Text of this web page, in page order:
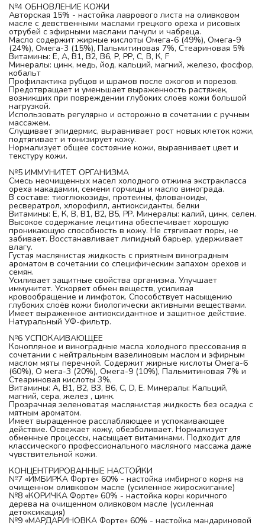
№4 ОБНОВЛЕНИЕ КОЖИ
Авторская 15% - настойка лаврового листа на оливковом
масле с девственными маслами грецкого ореха и рисовых
отрубей с эфирными маслами пачули и чабреца.
Масло содержит жирные кислоты Омега-6 (49%), Омега-9
(24%), Омега-3 (15%), Пальмитиновая 7%, Стеариновая 5%
Витамины: Е, А, В1, В2, В6, Р, РР, С, В, К, F
Минералы: цинк, медь, йод, кальций, магний, железо, фосфор,
кобальт
Профилактика рубцов и шрамов после ожогов и порезов.
Предотвращает и уменьшает выраженность растяжек,
возникших при повреждении глубоких слоёв кожи большой
нагрузкой.
Использовать регулярно и осторожно в сочетании с ручным
массажем.
Слущивает эпидермис, выравнивает рост новых клеток кожи,
подтягивает и тонизирует кожу.
Нормализует общее состояние кожи, выравнивает цвет и
текстуру кожи.
№5 ИММУНИТЕТ ОРГАНИЗМА
Смесь неочищенных масел холодного отжима экстракласса
ореха макадамии, семени горчицы и масло винограда.
В составе: тиоглюкозиды, протеины, флованоиды,
ресвератрол, хлорофилл, антиоксиданты, белки
Витамины: Е, К, В, В1, В2, В5, РР. Минералы: калий, цинк, селен.
Высокое содержание лецитина обеспечивает хорошую
проникающую способность в кожу. Не стягивает поры, не
забивает. Восстанавливает липидный барьер, удерживает
влагу.
Густая маслянистая жидкость с приятным виноградным
ароматом в сочетании со специфическим запахом орехов и
семян.
Усиливает защитные свойства организма. Улучшает
иммунитет. Ускоряет обмен веществ, усиливая
кровообращение и лимфоток. Способствует насыщению
глубоких слоёв кожи биологически активными веществами.
Имеет выраженное антиоксидантное и защитное действие.
Натуральный УФ-фильтр.
№6 УСПОКАИВАЮЩЕЕ
Конопляное и виноградные масла холодного прессования в
сочетании с нейтральным вазелиновым маслом и эфирным
маслом мяты перечной. Содержит жирные кислоты Омега-6
(60%), О мега-3 (20%), Омега-9 (10%), Пальмитиновая 7% и
Стеариновая кислоты 3%,
Витамины: А, В1, В2, В3, В6, С, D, Е. Минералы: Кальций,
магний, сера, желез , цинк.
Прозрачная зеленоватая маслянистая жидкость без осадка с
мятным ароматом.
Имеет выращенное расслабляющее и успокаивающее
действие. Освежает кожу, обезболивает. Нормализует
обменные процессы, насыщает витаминами. Подходит для
классического профессионального масляного массажа даже
чувствительной кожи.
КОНЦЕНТРИРОВАННЫЕ НАСТОЙКИ
№7 «ИМБИРКА Форте» 60% - настойка имбирного корня на
очищенном оливковом масле (усиленное жиросжигание)
№8 «КОРИЧКА Форте» 60% - настойка коры коричного
дерева на очищенном оливковом масле (усиленная
детоксикация)
№9 «МАРДАРИНОВКА Форте» 60% - настойка мандариновой